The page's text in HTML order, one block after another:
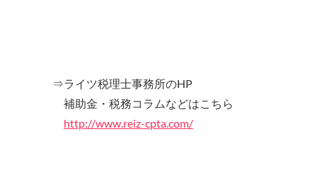
⇒ライツ税理士事務所のHP
補助金・税務コラムなどはこちら
http://www.reiz-cpta.com/